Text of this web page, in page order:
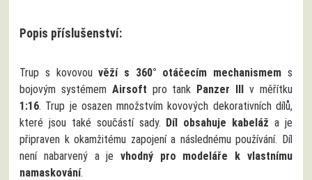
Popis příslušenství:
Trup s kovovouvěží s 360° otáčecím mechanismem s
bojovým systémem Airsoft pro tank Panzer III v měřítku
1:16. Trup je osazen množstvím kovových dekorativních dílů,
které jsou také součástí sady. Díl obsahuje kabeláž a je
připraven k okamžitému zapojení a následnému používání. Díl
není nabarvený a je vhodný pro modeláře k vlastnímu
namaskování.